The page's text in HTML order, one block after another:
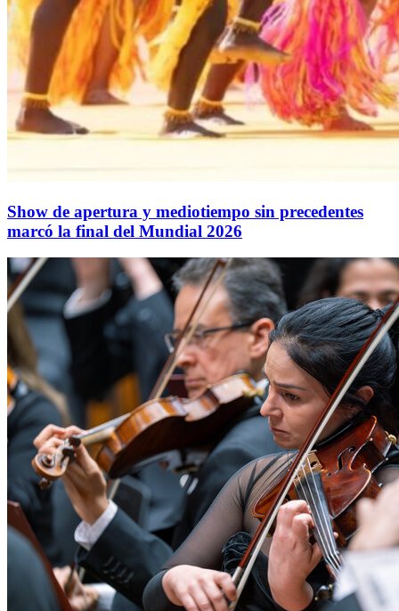
Show de apertura y mediotiempo sin precedentes
marcó la final del Mundial 2026